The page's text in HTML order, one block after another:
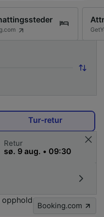
Tur-retur
Retur
Booking.com